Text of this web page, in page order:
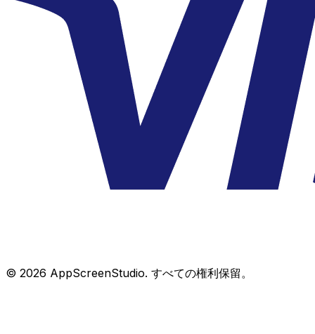
© 2026 AppScreenStudio. すべての権利保留。